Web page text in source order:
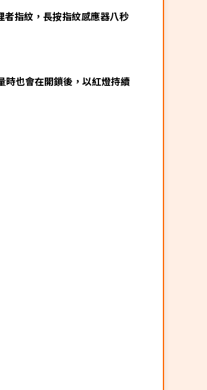
者指紋，長按指紋感應器八秒
時也會在開鎖後，以紅燈持續